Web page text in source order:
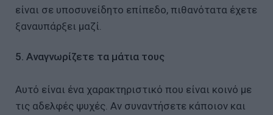
είναι σε υποσυνείδητο επίπεδο, πιθανότατα έχετε
ξαναυπάρξει μαζί.
5. Αναγνωρίζετε τα μάτια τους
Αυτό είναι ένα χαρακτηριστικό που είναι κοινό με
τις αδελφές ψυχές. Αν συναντήσετε κάποιον και